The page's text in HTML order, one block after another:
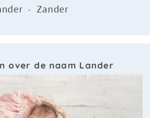
- Zander
over de naam Lander